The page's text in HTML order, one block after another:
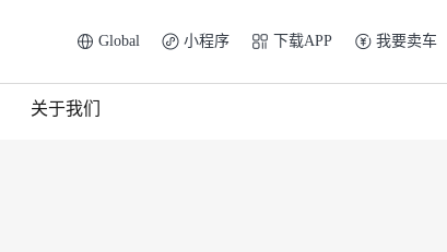
Global 小程序 下载APP 我要卖车
关于我们